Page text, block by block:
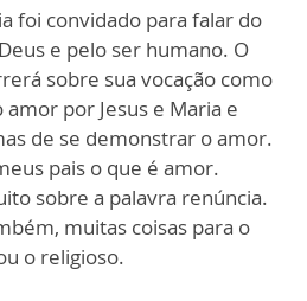
foi convidado para falar do
e pelo ser humano. O
sobre sua vocação como
por Jesus e Maria e
de se demonstrar o amor.
pais o que é amor.
sobre a palavra renúncia.
muitas coisas para o
o religioso.